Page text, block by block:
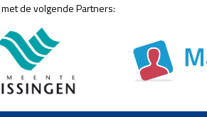
de volgende Partners: